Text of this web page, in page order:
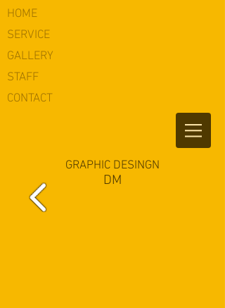
HOME
​SERVICE
​GALLERY
​STAFF
​CONTACT
GRAPHIC DESINGN
​DM